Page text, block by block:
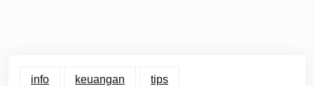
info keuangan tips